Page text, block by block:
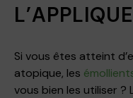
Si vous êtes atteint
atopique, les
vous bien les utiliser ?